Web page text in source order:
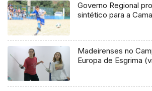
Governo Regional
sintético para a
Madeirenses no
Europa de Esgrima